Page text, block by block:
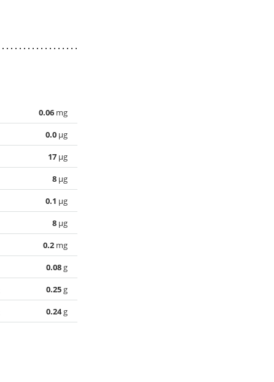
0.06 mg
0.0 µg
17 µg
8 µg
0.1 µg
8 µg
0.2 mg
0.08g
0.25g
0.24g